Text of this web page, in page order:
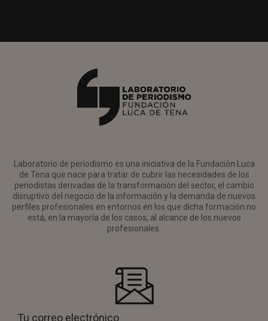
Laboratorio de periodismo es una iniciativa de la Fundación Luca
de Tena que nace para tratar de cubrir las necesidades de los
periodistas derivadas de la transformación del sector, el cambio
disruptivo del negocio de la información y la demanda de nuevos
perfiles profesionales en entornos en los que dicha formación no
está, en la mayoría de los casos, al alcance de los nuevos
profesionales.